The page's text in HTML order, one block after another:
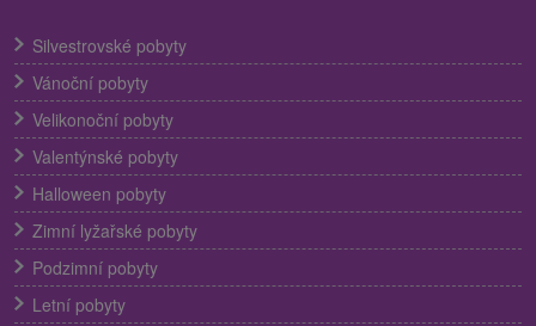
Silvestrovské pobyty
Vánoční pobyty
Velikonoční pobyty
Valentýnské pobyty
Halloween pobyty
Zimní lyžařské pobyty
Podzimní pobyty
Letní pobyty